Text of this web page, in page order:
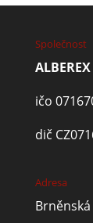
Společnost
ičo
dič
Adresa